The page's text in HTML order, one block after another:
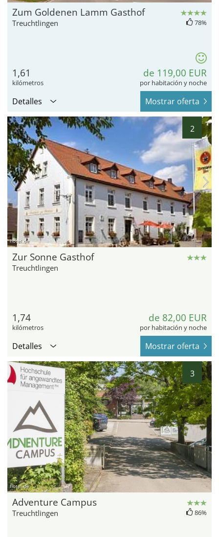
Zum Goldenen Lamm Gasthof
Treuchtlingen 78%
1,61
kilómetros
de 119,00 EUR
por habitación y noche
Detalles Mostrar oferta
2
hotel.de
Zur Sonne Gasthof
Treuchtlingen
1,74
kilómetros
de 82,00 EUR
por habitación y noche
Detalles Mostrar oferta
3
hotel.de
Adventure Campus
Treuchtlingen 86%